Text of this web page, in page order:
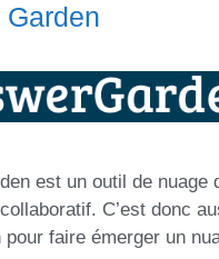
est un outil de nuage
C’est donc
pour faire émerger un